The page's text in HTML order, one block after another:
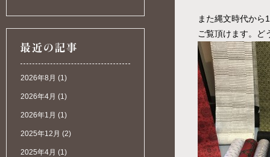
2026年8月 (1)
2026年4月 (1)
2026年1月 (1)
2025年12月 (2)
2025年4月 (1)
また縄文時代か
ご覧頂けます。ど